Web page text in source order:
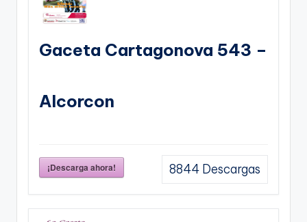
Gaceta Cartagonova 543 –
Alcorcon
¡Descarga ahora! 8844 Descargas